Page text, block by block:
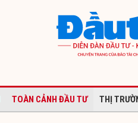
TOÀN CẢNH ĐẦU TƯ THỊ